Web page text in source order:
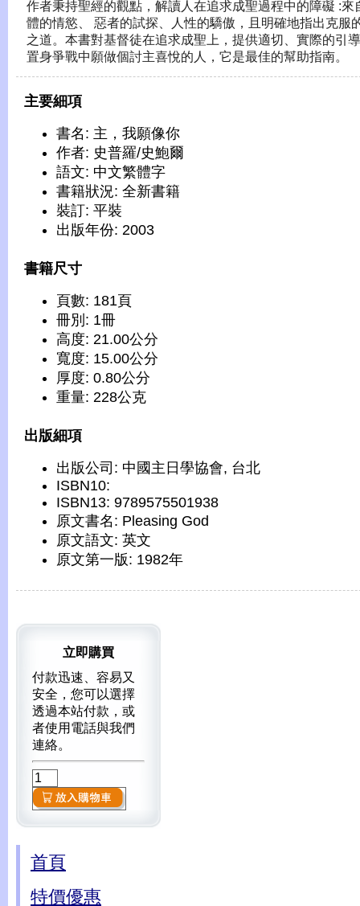
作者秉持聖經的觀點，解讀人在追求成聖過程中的障礙 :來
體的情慾、 惡者的試探、人性的驕傲，且明確地指出克服
之道。本書對基督徒在追求成聖上，提供適切、實際的引
置身爭戰中願做個討主喜悅的人，它是最佳的幫助指南。
主要細項
書名: 主，我願像你
作者: 史普羅/史鮑爾
語文: 中文繁體字
書籍狀況: 全新書籍
裝訂: 平裝
出版年份: 2003
書籍尺寸
頁數: 181頁
冊別: 1冊
高度: 21.00公分
寬度: 15.00公分
厚度: 0.80公分
重量: 228公克
出版細項
出版公司: 中國主日學協會, 台北
ISBN10:
ISBN13: 9789575501938
原文書名: Pleasing God
原文語文: 英文
原文第一版: 1982年
立即購買
付款迅速、容易又
安全，您可以選擇
透過本站付款，或
者使用電話與我們
連絡。
首頁
特價優惠